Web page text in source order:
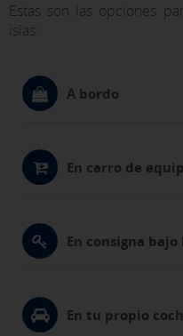
Estas son las opciones
islas:
A bordo
En carro de
En consigna
En tu propio